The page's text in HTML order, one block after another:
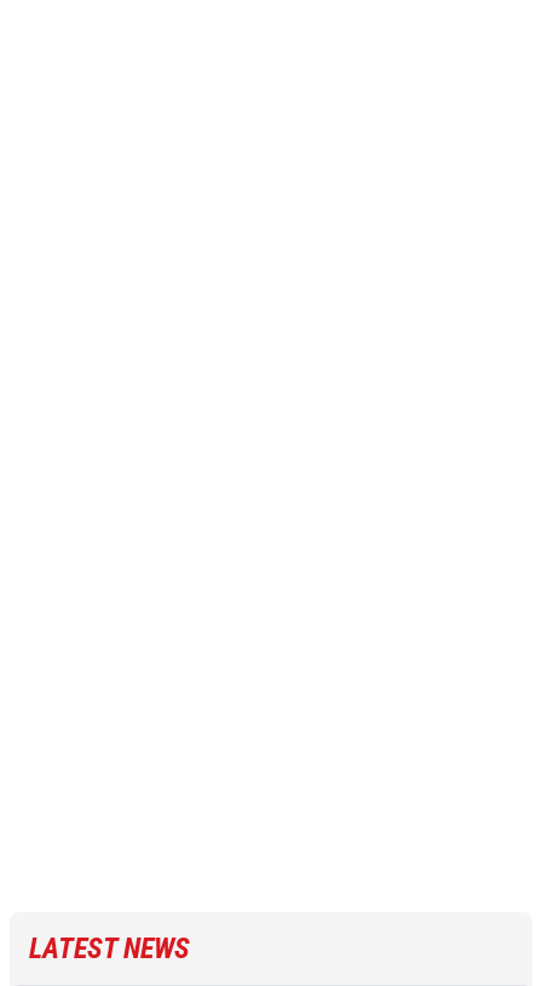
LATEST NEWS